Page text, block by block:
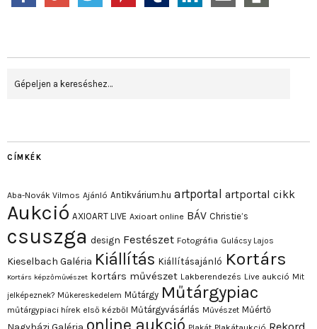
CÍMKÉK
Aba-Novák Vilmos Ajánló Antikvárium.hu artportal artportal cikk
Aukció AXIOART LIVE Axioart online BÁV Christie’s
csuszga design Festészet Fotográfia Gulácsy Lajos
Kieselbach Galéria Kiállítás Kiállításajánló Kortárs
Kortárs képzőművészet kortárs művészet Lakberendezés Live aukció Mit
jelképeznek? Műkereskedelem Műtárgy Műtárgypiac
műtárgypiaci hírek első kézből Műtárgyvásárlás Művészet Műértő